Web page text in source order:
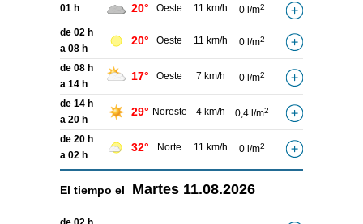
01 h 20° Oeste 11 km/h 0 l/m2
de 02 h
a 08 h
20° Oeste 11 km/h 0 l/m2
de 08 h
a 14 h
17° Oeste 7 km/h 0 l/m2
de 14 h
a 20 h
29° Noreste 4 km/h 0,4 l/m2
de 20 h
a 02 h
32° Norte 11 km/h 0 l/m2
El tiempo el Martes 11.08.2026